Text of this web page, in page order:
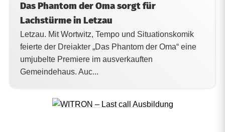
Das Phantom der Oma sorgt für
Lachstürme in Letzau
Letzau. Mit Wortwitz, Tempo und Situationskomik
feierte der Dreiakter „Das Phantom der Oma“ eine
umjubelte Premiere im ausverkauften
Gemeindehaus. Auc...